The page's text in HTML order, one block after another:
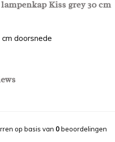
Kiss grey 30 cm
doorsnede
op basis van 0beoordelingen